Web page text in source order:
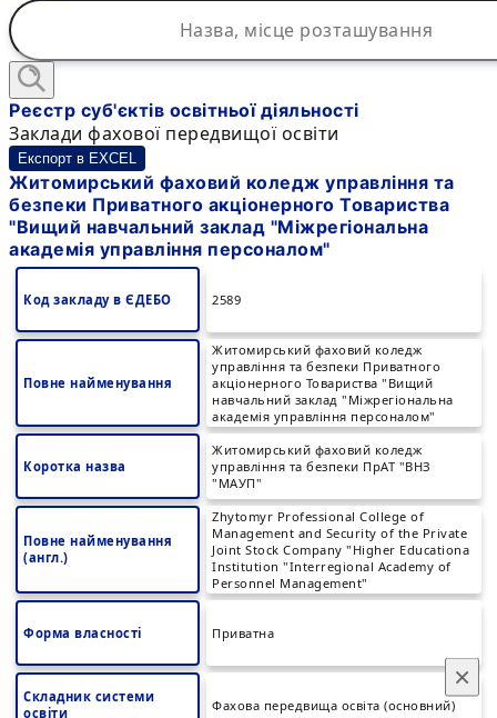
×
Реєстр суб'єктів освітньої діяльності
Заклади фахової передвищої освіти
Експорт в EXCEL
Житомирський фаховий коледж управління та
безпеки Приватного акціонерного Товариства
"Вищий навчальний заклад "Міжрегіональна
академія управління персоналом"
Код закладу в ЄДЕБО 2589
Повне найменування
Житомирський фаховий коледж
управління та безпеки Приватного
акціонерного Товариства "Вищий
навчальний заклад "Міжрегіональна
академія управління персоналом"
Коротка назва
Житомирський фаховий коледж
управління та безпеки ПрАТ "ВНЗ
"МАУП"
Повне найменування
(англ.)
Zhytomyr Professional College of
Management and Security of the Private
Joint Stock Company "Higher Educationa
Institution "Interregional Academy of
Personnel Management"
Форма власності Приватна
Складник системи
освіти
Фахова передвища освіта (основний)